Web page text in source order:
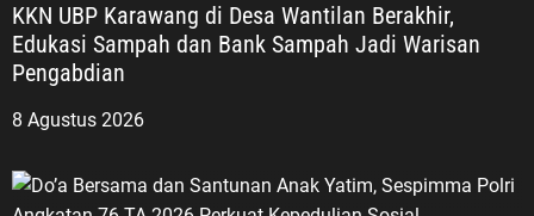
KKN UBP Karawang di Desa Wantilan Berakhir,
Edukasi Sampah dan Bank Sampah Jadi Warisan
Pengabdian
8 Agustus 2026